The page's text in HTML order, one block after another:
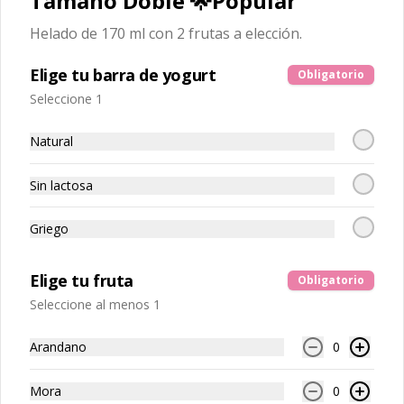
Ü Helado de Yogurt Artesanal + Fruta 100% Natural
Login
Campaña UGC
Tu Yogen de siempre
Helado de 170 ml con 2 frutas a
elección.
Helado de 170 ml con 2 frutas a elección.
Elige tu barra de yogurt Obligatorio
Seleccione 1
Natural
Sin lactosa
Griego
Elige tu fruta Obligatorio
Seleccione al menos 1
Arandano 0
Mora 0